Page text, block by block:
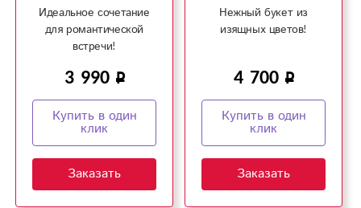
Идеальное сочетание
для романтической
встречи!
3 990
Купить в один
клик
Заказать
Нежный букет из
изящных цветов!
4 700
Купить в один
клик
Заказать